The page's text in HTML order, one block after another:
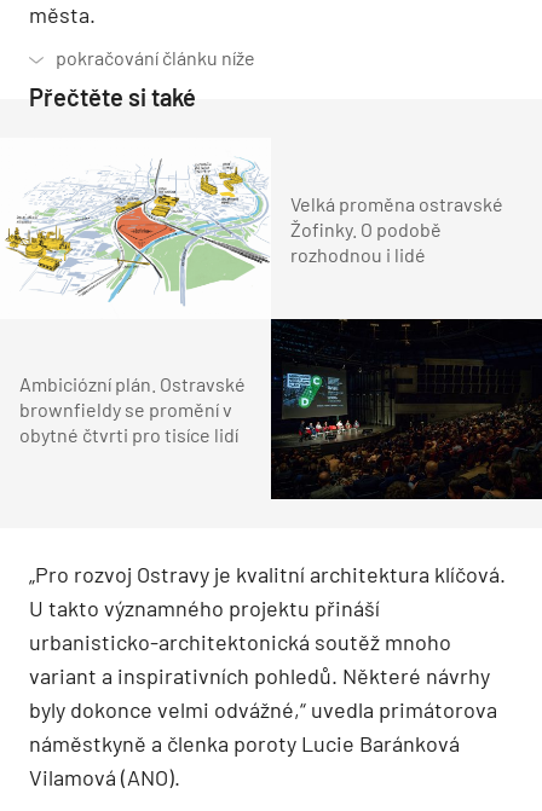
města.
Přečtěte si také
Velká proměna ostravské
Žofinky. O podobě
rozhodnou i lidé
Ambiciózní plán. Ostravské
brownfieldy se promění v
obytné čtvrti pro tisíce lidí
„Pro rozvoj Ostravy je kvalitní architektura klíčová.
U takto významného projektu přináší
urbanisticko-architektonická soutěž mnoho
variant a inspirativních pohledů. Některé návrhy
byly dokonce velmi odvážné,“ uvedla primátorova
náměstkyně a členka poroty Lucie Baránková
Vilamová (ANO).